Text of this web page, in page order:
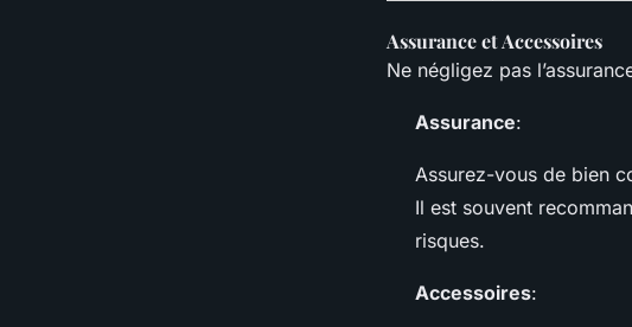
Assurance et Accessoires
Ne négligez pas
Assurance:
Assurez-vous de bien
Il est souvent
risques.
Accessoires: